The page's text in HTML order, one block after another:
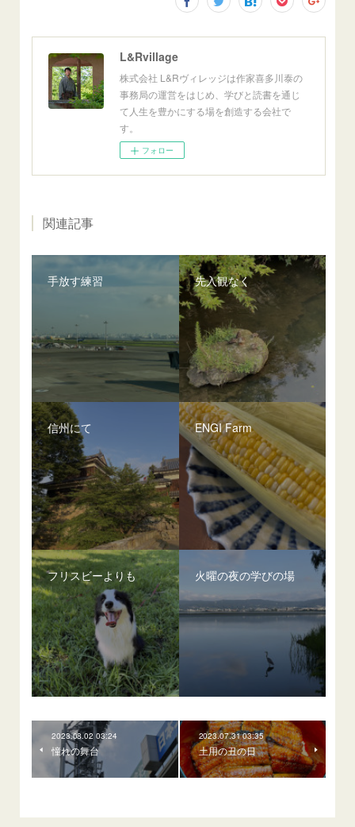
L&Rvillage
株式会社 L&Rヴィレッジは作家喜多川泰の
事務局の運営をはじめ、学びと読書を通じ
て人生を豊かにする場を創造する会社で
す。
フォロー
関連記事
手放す練習 先入観なく
信州にて ENGI Farm
フリスビーよりも 火曜の夜の学びの場
2023.08.02 03:24
憧れの舞台
2023.07.31 03:35
土用の丑の日